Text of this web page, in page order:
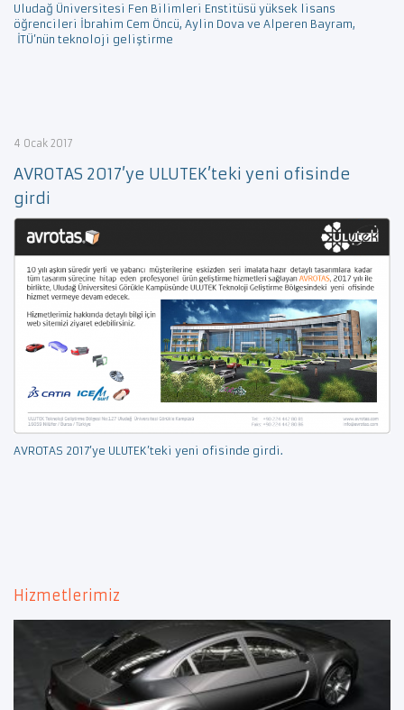
Uludağ Üniversitesi Fen Bilimleri Enstitüsü yüksek lisans
öğrencileri İbrahim Cem Öncü, Aylin Dova ve Alperen Bayram,
İTÜ’nün teknoloji geliştirme
4 Ocak 2017
AVROTAS 2017’ye ULUTEK’teki yeni ofisinde
girdi
AVROTAS 2017’ye ULUTEK’teki yeni ofisinde girdi.
Hizmetlerimiz